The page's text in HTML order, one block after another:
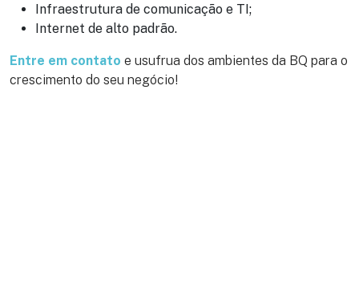
Infraestrutura de comunicação e TI;
Internet de alto padrão.
Entre em contato e usufrua dos ambientes da BQ para o
crescimento do seu negócio!